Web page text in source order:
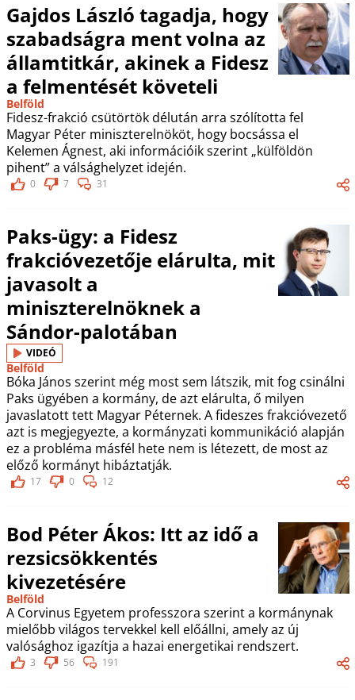
Gajdos László tagadja, hogy
szabadságra ment volna az
államtitkár, akinek a Fidesz
a felmentését követeli
Belföld
Fidesz-frakció csütörtök délután arra szólította fel
Magyar Péter miniszterelnököt, hogy bocsássa el
Kelemen Ágnest, aki információik szerint „külföldön
pihent” a válsághelyzet idején.
0 7 31
Paks-ügy: a Fidesz
frakcióvezetője elárulta, mit
javasolt a
miniszterelnöknek a
Sándor-palotában
VIDEÓ
Belföld
Bóka János szerint még most sem látszik, mit fog csinálni
Paks ügyében a kormány, de azt elárulta, ő milyen
javaslatott tett Magyar Péternek. A fideszes frakcióvezető
azt is megjegyezte, a kormányzati kommunikáció alapján
ez a probléma másfél hete nem is létezett, de most az
előző kormányt hibáztatják.
17 0 12
Bod Péter Ákos: Itt az idő a
rezsicsökkentés
kivezetésére
Belföld
A Corvinus Egyetem professzora szerint a kormánynak
mielőbb világos tervekkel kell előállni, amely az új
valósághoz igazítja a hazai energetikai rendszert.
3 56 191